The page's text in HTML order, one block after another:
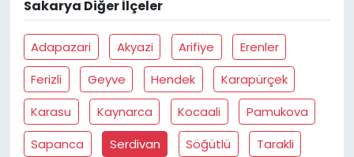
Sakarya Diğer İlçeler
Adapazari Akyazi Arifiye
Erenler
Ferizli
Geyve Hendek
Karapürçek
Karasu
Kaynarca Kocaali
Pamukova
Sapanca
Serdivan Söğütlü Tarakli